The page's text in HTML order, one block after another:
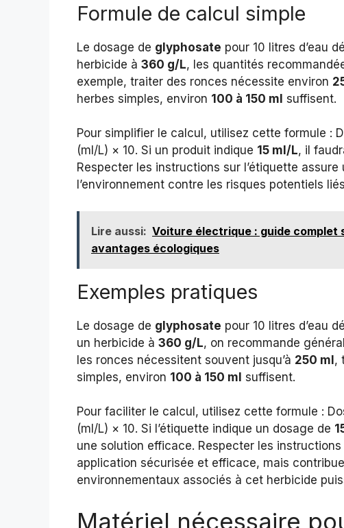
Formule de calcul simple
Le dosage de glyphosate pour 10 litres d’eau
herbicide à 360 g/L, les quantités
exemple, traiter des ronces nécessite environ
herbes simples, environ 100 à 150 ml suffisent.
Pour simplifier le calcul, utilisez cette formule :
(ml/L) × 10. Si un produit indique 15 ml/L, il
Respecter les instructions sur l’étiquette
l’environnement contre les risques potentiels
Lire aussi: Voiture électrique : guide complet
avantages écologiques
Exemples pratiques
Le dosage de glyphosate pour 10 litres d’eau
un herbicide à 360 g/L, on recommande
les ronces nécessitent souvent jusqu’à 250 ml,
simples, environ 100 à 150 ml suffisent.
Pour faciliter le calcul, utilisez cette formule :
(ml/L) × 10. Si l’étiquette indique un dosage de
une solution efficace. Respecter les
application sécurisée et efficace, mais
environnementaux associés à cet herbicide
Matériel nécessaire